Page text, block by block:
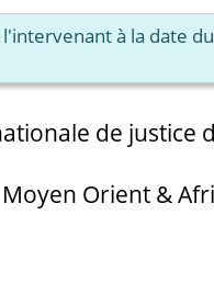
à la date
de justice
Orient &